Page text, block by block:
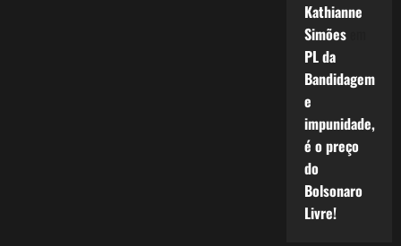
Kathianne
Simõesem
PL da
Bandidagem
e
impunidade,
é o preço
do
Bolsonaro
Livre!